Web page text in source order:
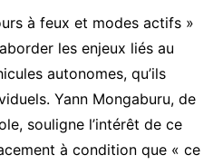
à feux et modes actifs »
les enjeux liés au
autonomes, qu’ils
Yann Mongaburu, de
souligne l’intérêt de ce
à condition que « ce